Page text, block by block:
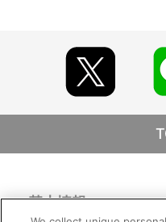
基本情報